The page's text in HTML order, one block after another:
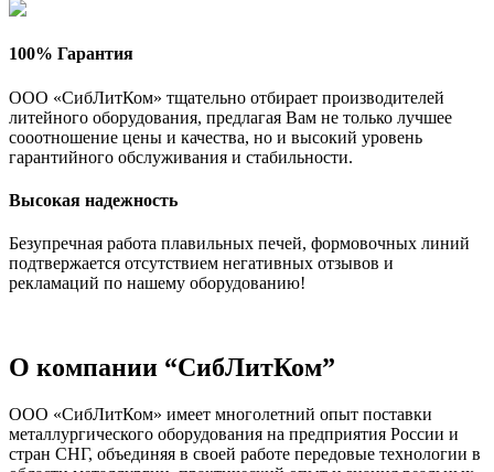
100% Гарантия
ООО «СибЛитКом» тщательно отбирает производителей
литейного оборудования, предлагая Вам не только лучшее
сооотношение цены и качества, но и высокий уровень
гарантийного обслуживания и стабильности.
Высокая надежность
Безупречная работа плавильных печей, формовочных линий
подтвержается отсутствием негативных отзывов и
рекламаций по нашему оборудованию!
О компании “СибЛитКом”
ООО «СибЛитКом» имеет многолетний опыт поставки
металлургического оборудования на предприятия России и
стран СНГ, объединяя в своей работе передовые технологии в